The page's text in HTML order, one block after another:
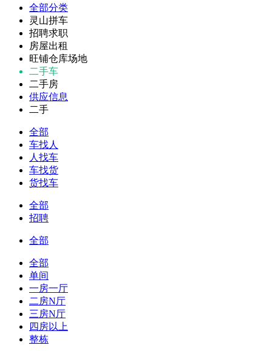
全部分类
灵山拼车
招聘求职
房屋出租
旺铺仓库场地
二手车
二手房
供应信息
二手
全部
车找人
人找车
车找货
货找车
全部
招聘
全部
全部
单间
一房一厅
二房N厅
三房N厅
四房以上
整栋